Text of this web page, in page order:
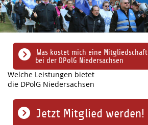
Was kostet mich eine Mitgliedschaft
bei der DPolG Niedersachsen
Welche Leistungen bietet
die DPolG Niedersachsen
Jetzt Mitglied werden!